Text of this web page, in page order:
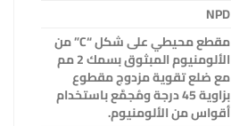
NPD
مقطع محيطي على شكل “C” من
الألومنيوم المبثوق بسمك 2 مم
مع ضلع تقوية مزدوج مقطوع
بزاوية 45 درجة ومُجمَّع باستخدام
أقواس من الألومنيوم.